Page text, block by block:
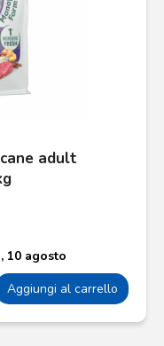
adult
10 agosto
Aggiungi al carrello